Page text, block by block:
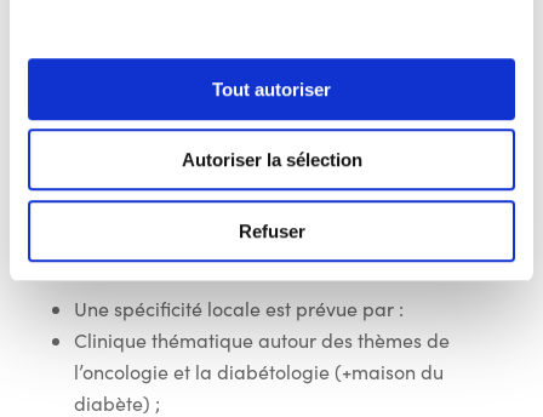
Tout autoriser
Autoriser la sélection
Refuser
Cette programmation est imprécise et le corps
services.
Une spécificité locale est prévue par :
Clinique thématique autour des thèmes de
l’oncologie et la diabétologie (+maison du
diabète) ;